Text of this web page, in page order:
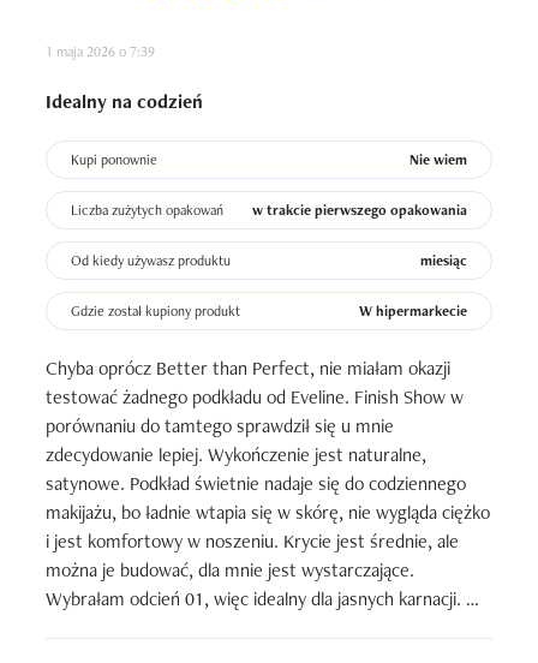
1 maja 2026 o 7:39
Idealny na codzień
Kupi ponownie Nie wiem
Liczba zużytych opakowań w trakcie pierwszego opakowania
Od kiedy używasz produktu miesiąc
Gdzie został kupiony produkt W hipermarkecie
Chyba oprócz Better than Perfect, nie miałam okazji
testować żadnego podkładu od Eveline. Finish Show w
porównaniu do tamtego sprawdził się u mnie
zdecydowanie lepiej. Wykończenie jest naturalne,
satynowe. Podkład świetnie nadaje się do codziennego
makijażu, bo ładnie wtapia się w skórę, nie wygląda ciężko
i jest komfortowy w noszeniu. Krycie jest średnie, ale
można je budować, dla mnie jest wystarczające.
Wybrałam odcień 01, więc idealny dla jasnych karnacji.